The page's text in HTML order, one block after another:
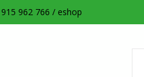
962 766 / eshop